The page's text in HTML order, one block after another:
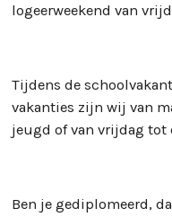
logeerweekend van
Tijdens de
vakanties zijn wij van
jeugd of van vrijdag tot
Ben je gediplomeerd,